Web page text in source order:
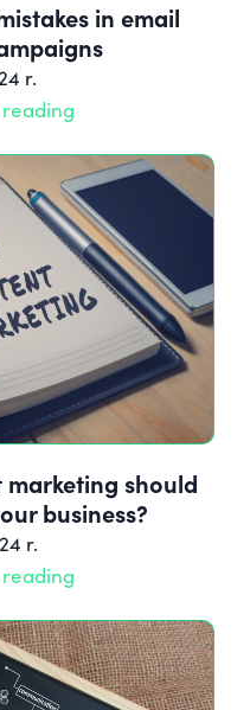
in email
r.
should
business?
r.